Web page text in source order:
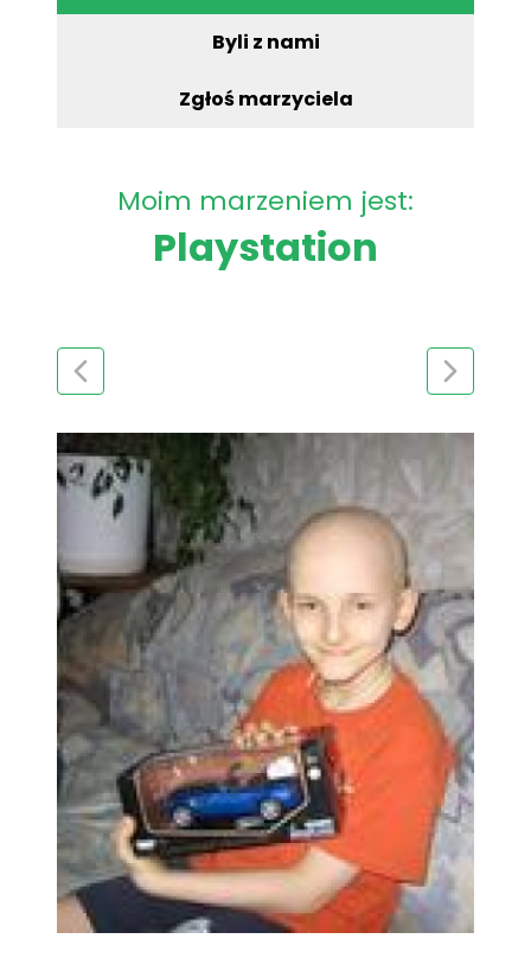
Byli z nami
Zgłoś marzyciela
Moim marzeniem jest:
Playstation